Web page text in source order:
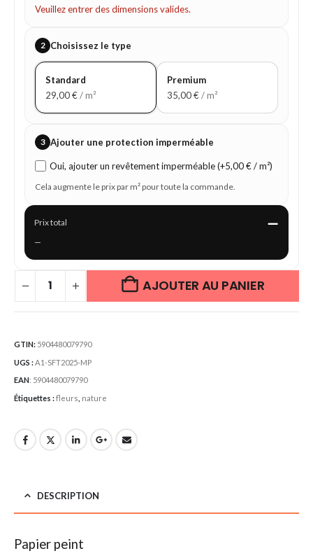
Veuillez entrer des dimensions valides.
2 Choisissez le type
Standard
29,00€/ m²
Premium
35,00€/ m²
3 Ajouter une protection imperméable
Oui, ajouter un revêtement imperméable (+5,00 € / m²)
Cela augmente le prix par m² pour toute la commande.
Prix total —
—
AJOUTER AU PANIER
GTIN: 5904480079790
UGS :A1-SFT2025-MP
EAN: 5904480079790
Étiquettes :fleurs nature
DESCRIPTION
Papier peint